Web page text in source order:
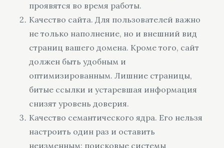
проявятся во время работы.
Качество сайта. Для пользователей важно
не только наполнение, но и внешний вид
страниц вашего домена. Кроме того, сайт
должен быть удобным и
оптимизированным. Лишние страницы,
битые ссылки и устаревшая информация
снизят уровень доверия.
Качество семантического ядра. Его нельзя
настроить один раз и оставить
неизменным: поисковые системы